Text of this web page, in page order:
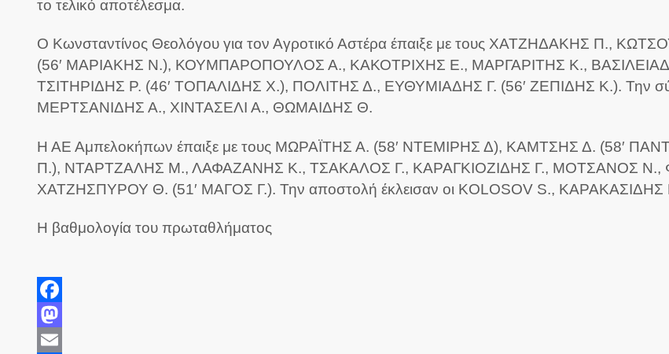
το τελικό αποτέλεσμα.
Ο Κωνσταντίνος Θεολόγου για τον Αγροτικό Αστέρα έπαιξε με τους ΧΑΤΖΗΔΑΚΗΣ Π.,
(56′ ΜΑΡΙΑΚΗΣ Ν.), ΚΟΥΜΠΑΡΟΠΟΥΛΟΣ Α., ΚΑΚΟΤΡΙΧΗΣ Ε., ΜΑΡΓΑΡΙΤΗΣ Κ.,
ΤΣΙΤΗΡΙΔΗΣ Ρ. (46′ ΤΟΠΑΛΙΔΗΣ Χ.), ΠΟΛΙΤΗΣ Δ., ΕΥΘΥΜΙΑΔΗΣ Γ. (56′ ΖΕΠΙΔΗΣ Κ.). Την
ΜΕΡΤΣΑΝΙΔΗΣ Α., ΧΙΝΤΑΣΕΛΙ Α., ΘΩΜΑΙΔΗΣ Θ.
Η ΑΕ Αμπελοκήπων έπαιξε με τους ΜΩΡΑΪΤΗΣ Α. (58′ ΝΤΕΜΙΡΗΣ Δ), ΚΑΜΤΣΗΣ Δ. (58′
Π.), ΝΤΑΡΤΖΑΛΗΣ Μ., ΛΑΦΑΖΑΝΗΣ Κ., ΤΣΑΚΑΛΟΣ Γ., ΚΑΡΑΓΚΙΟΖΙΔΗΣ Γ., ΜΟΤΣΑΝΟΣ Ν.,
ΧΑΤΖΗΣΠΥΡΟΥ Θ. (51′ ΜΑΓΟΣ Γ.). Την αποστολή έκλεισαν οι KOLOSOV S., ΚΑΡΑΚΑΣΙΔΗΣ
Η βαθμολογία του πρωταθλήματος
Facebook
Mastodon